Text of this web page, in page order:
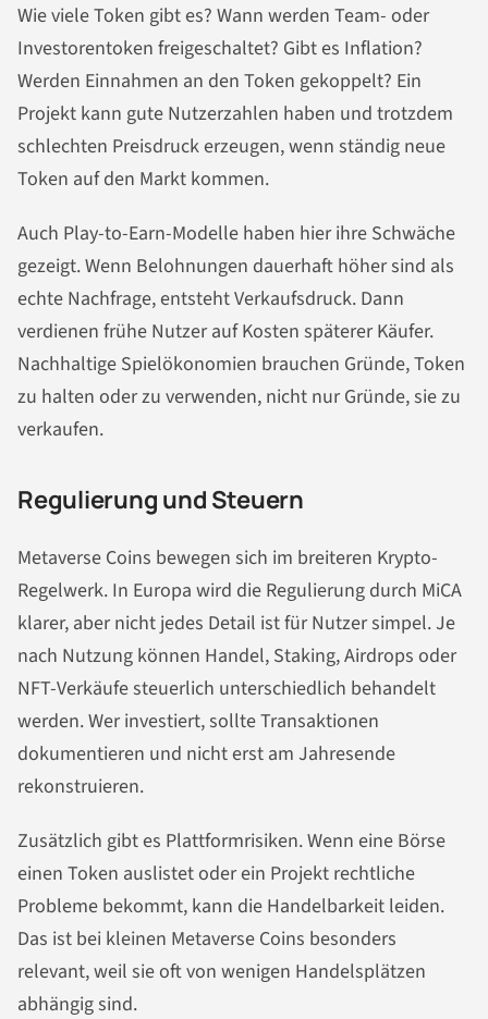
Wie viele Token gibt es? Wann werden Team- oder
Investorentoken freigeschaltet? Gibt es Inflation?
Werden Einnahmen an den Token gekoppelt? Ein
Projekt kann gute Nutzerzahlen haben und trotzdem
schlechten Preisdruck erzeugen, wenn ständig neue
Token auf den Markt kommen.
Auch Play-to-Earn-Modelle haben hier ihre Schwäche
gezeigt. Wenn Belohnungen dauerhaft höher sind als
echte Nachfrage, entsteht Verkaufsdruck. Dann
verdienen frühe Nutzer auf Kosten späterer Käufer.
Nachhaltige Spielökonomien brauchen Gründe, Token
zu halten oder zu verwenden, nicht nur Gründe, sie zu
verkaufen.
Regulierung und Steuern
Metaverse Coins bewegen sich im breiteren Krypto-
Regelwerk. In Europa wird die Regulierung durch MiCA
klarer, aber nicht jedes Detail ist für Nutzer simpel. Je
nach Nutzung können Handel, Staking, Airdrops oder
NFT-Verkäufe steuerlich unterschiedlich behandelt
werden. Wer investiert, sollte Transaktionen
dokumentieren und nicht erst am Jahresende
rekonstruieren.
Zusätzlich gibt es Plattformrisiken. Wenn eine Börse
einen Token auslistet oder ein Projekt rechtliche
Probleme bekommt, kann die Handelbarkeit leiden.
Das ist bei kleinen Metaverse Coins besonders
relevant, weil sie oft von wenigen Handelsplätzen
abhängig sind.